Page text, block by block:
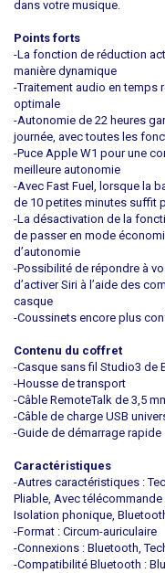
dans votre musique.
Points forts
-La fonction de réduction
manière dynamique
-Traitement audio en temps
optimale
-Autonomie de 22 heures
journée, avec toutes les
-Puce Apple W1 pour une
meilleure autonomie
-Avec Fast Fuel, lorsque la
de 10 petites minutes suffit
-La désactivation de la
de passer en mode
d’autonomie
-Possibilité de répondre à
d’activer Siri à l’aide des
casque
-Coussinets encore plus
Contenu du coffret
-Casque sans fil Studio3 de
-Housse de transport
-Câble RemoteTalk de 3,5
-Câble de charge USB
-Guide de démarrage rapide
Caractéristiques
-Autres caractéristiques :
Pliable, Avec
Isolation phonique,
-Format : Circum-auriculaire
-Connexions : Bluetooth,
-Compatibilité Bluetooth :